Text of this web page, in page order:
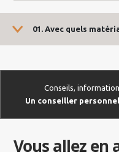
01. Avec quels
Conseils,
Un conseiller
Vous allez en